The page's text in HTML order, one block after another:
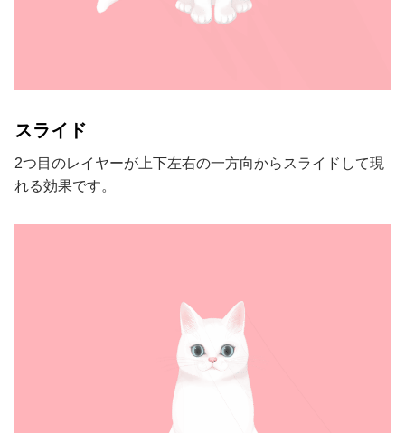
スライド
2つ目のレイヤーが上下左右の一方向からスライドして現
れる効果です。